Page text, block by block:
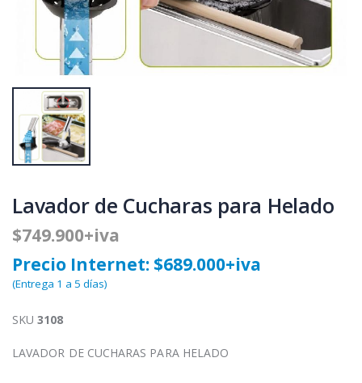
Lavador de Cucharas para Helado
$749.900+iva
Precio Internet: $689.000+iva
(Entrega 1 a 5 días)
SKU3108
LAVADOR DE CUCHARAS PARA HELADO